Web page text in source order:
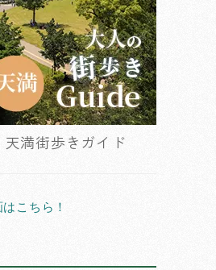
満街歩きガイド
こちら！